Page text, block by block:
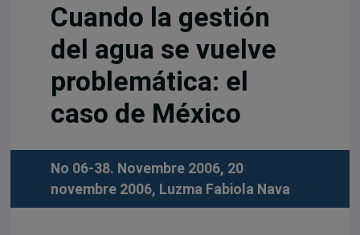
Cuando la gestión
del agua se vuelve
problemática: el
caso de México
No 06-38. Novembre 2006, 20
novembre 2006, Luzma Fabiola Nava